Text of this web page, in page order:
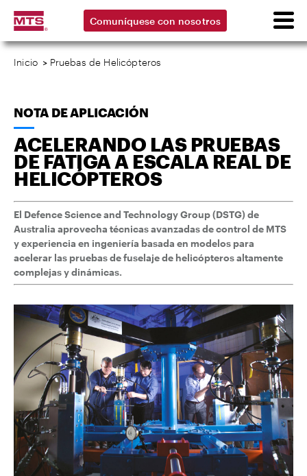
Comuníquese con nosotros
Inicio > Pruebas de Helicópteros
NOTA DE APLICACIÓN
ACELERANDO LAS PRUEBAS
DE FATIGA A ESCALA REAL DE
HELICÓPTEROS
El Defence Science and Technology Group (DSTG) de
Australia aprovecha técnicas avanzadas de control de MTS
y experiencia en ingeniería basada en modelos para
acelerar las pruebas de fuselaje de helicópteros altamente
complejas y dinámicas.